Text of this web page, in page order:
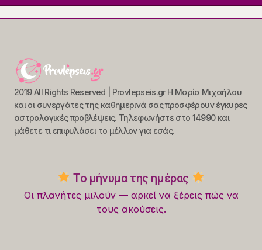
2019 All Rights Reserved | Provlepseis.gr Η Μαρία Μιχαήλου
και οι συνεργάτες της καθημερινά σας προσφέρουν έγκυρες
αστρολογικές προβλέψεις. Τηλεφωνήστε στο 14990 και
μάθετε τι επιφυλάσει το μέλλον για εσάς.
Το μήνυμα της ημέρας
Οι πλανήτες μιλούν — αρκεί να ξέρεις πώς να
τους ακούσεις.